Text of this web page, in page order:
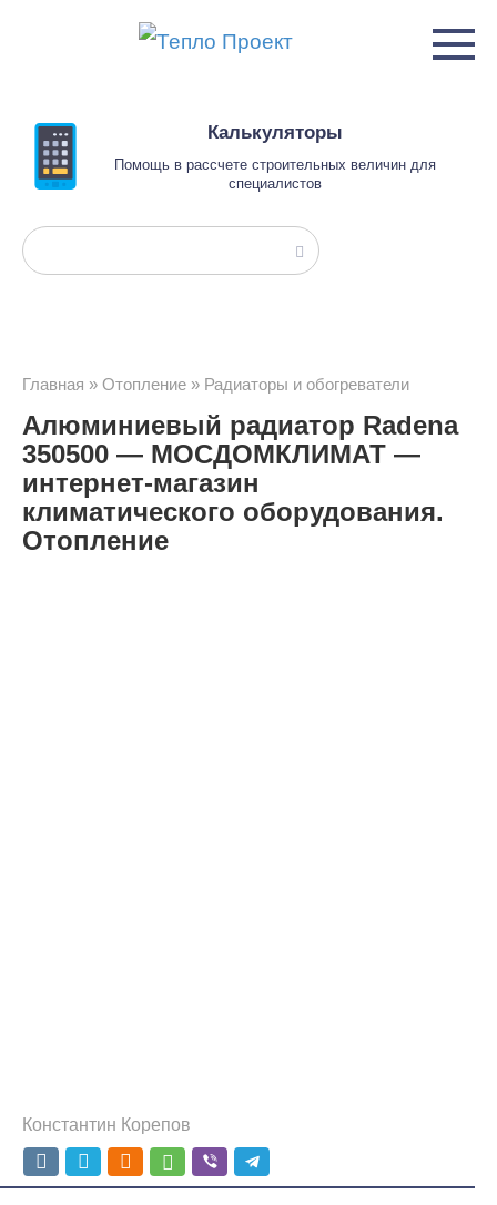
Калькуляторы
Помощь в рассчете строительных величин для
специалистов
Поиск:
Главная » Отопление » Радиаторы и обогреватели
Алюминиевый радиатор Radena
350500 — МОСДОМКЛИМАТ —
интернет-магазин
климатического оборудования.
Отопление
Константин Корепов